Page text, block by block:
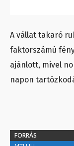
A vállat takaró
faktorszámú
ajánlott, mivel
napon
FORRÁS